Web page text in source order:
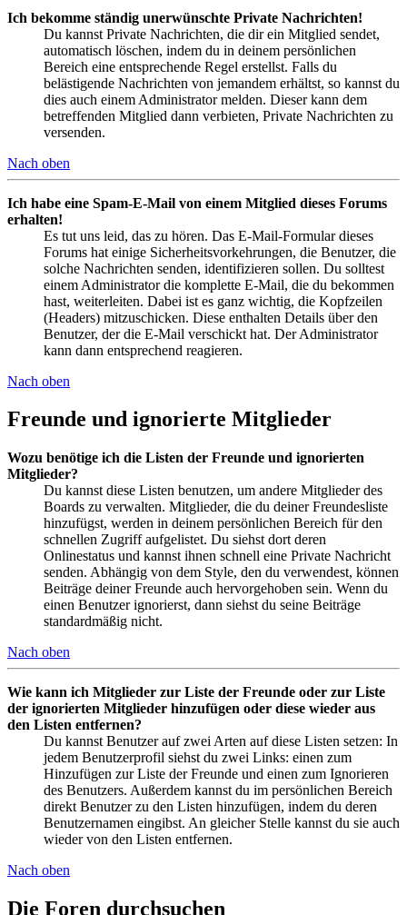
Ich bekomme ständig unerwünschte Private Nachrichten!
Du kannst Private Nachrichten, die dir ein Mitglied sendet,
automatisch löschen, indem du in deinem persönlichen
Bereich eine entsprechende Regel erstellst. Falls du
belästigende Nachrichten von jemandem erhältst, so kannst du
dies auch einem Administrator melden. Dieser kann dem
betreffenden Mitglied dann verbieten, Private Nachrichten zu
versenden.
Nach oben
Ich habe eine Spam-E-Mail von einem Mitglied dieses Forums
erhalten!
Es tut uns leid, das zu hören. Das E-Mail-Formular dieses
Forums hat einige Sicherheitsvorkehrungen, die Benutzer, die
solche Nachrichten senden, identifizieren sollen. Du solltest
einem Administrator die komplette E-Mail, die du bekommen
hast, weiterleiten. Dabei ist es ganz wichtig, die Kopfzeilen
(Headers) mitzuschicken. Diese enthalten Details über den
Benutzer, der die E-Mail verschickt hat. Der Administrator
kann dann entsprechend reagieren.
Nach oben
Freunde und ignorierte Mitglieder
Wozu benötige ich die Listen der Freunde und ignorierten
Mitglieder?
Du kannst diese Listen benutzen, um andere Mitglieder des
Boards zu verwalten. Mitglieder, die du deiner Freundesliste
hinzufügst, werden in deinem persönlichen Bereich für den
schnellen Zugriff aufgelistet. Du siehst dort deren
Onlinestatus und kannst ihnen schnell eine Private Nachricht
senden. Abhängig von dem Style, den du verwendest, können
Beiträge deiner Freunde auch hervorgehoben sein. Wenn du
einen Benutzer ignorierst, dann siehst du seine Beiträge
standardmäßig nicht.
Nach oben
Wie kann ich Mitglieder zur Liste der Freunde oder zur Liste
der ignorierten Mitglieder hinzufügen oder diese wieder aus
den Listen entfernen?
Du kannst Benutzer auf zwei Arten auf diese Listen setzen: In
jedem Benutzerprofil siehst du zwei Links: einen zum
Hinzufügen zur Liste der Freunde und einen zum Ignorieren
des Benutzers. Außerdem kannst du im persönlichen Bereich
direkt Benutzer zu den Listen hinzufügen, indem du deren
Benutzernamen eingibst. An gleicher Stelle kannst du sie auch
wieder von den Listen entfernen.
Nach oben
Die Foren durchsuchen